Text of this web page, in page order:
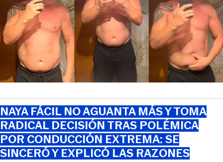
NAYA FÁCIL NO AGUANTA MÁS Y TOMA
RADICAL DECISIÓN TRAS POLÉMICA
POR CONDUCCIÓN EXTREMA: SE
SINCERÓ Y EXPLICÓ LAS RAZONES